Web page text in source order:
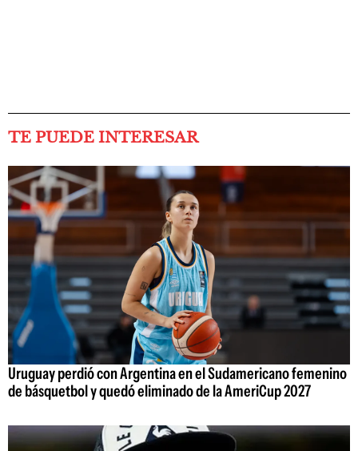
TE PUEDE INTERESAR
Uruguay perdió con Argentina en el Sudamericano femenino
de básquetbol y quedó eliminado de la AmeriCup 2027